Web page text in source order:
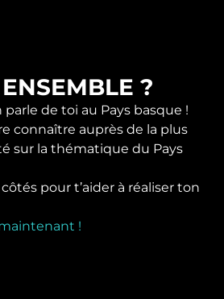
?
de toi au Pays basque !
connaître auprès de la plus
sur la thématique du Pays
pour t’aider à réaliser ton
!